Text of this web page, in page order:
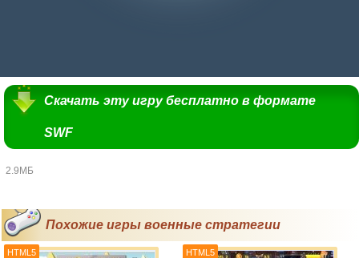
Скачать эту игру бесплатно в формате
SWF
2.9МБ
Похожие игры военные стратегии
HTML5 HTML5